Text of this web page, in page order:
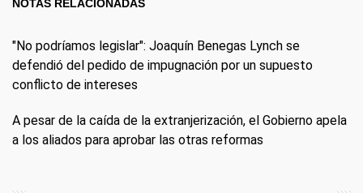
NOTAS RELACIONADAS
"No podríamos legislar": Joaquín Benegas Lynch se
defendió del pedido de impugnación por un supuesto
conflicto de intereses
A pesar de la caída de la extranjerización, el Gobierno apela
a los aliados para aprobar las otras reformas